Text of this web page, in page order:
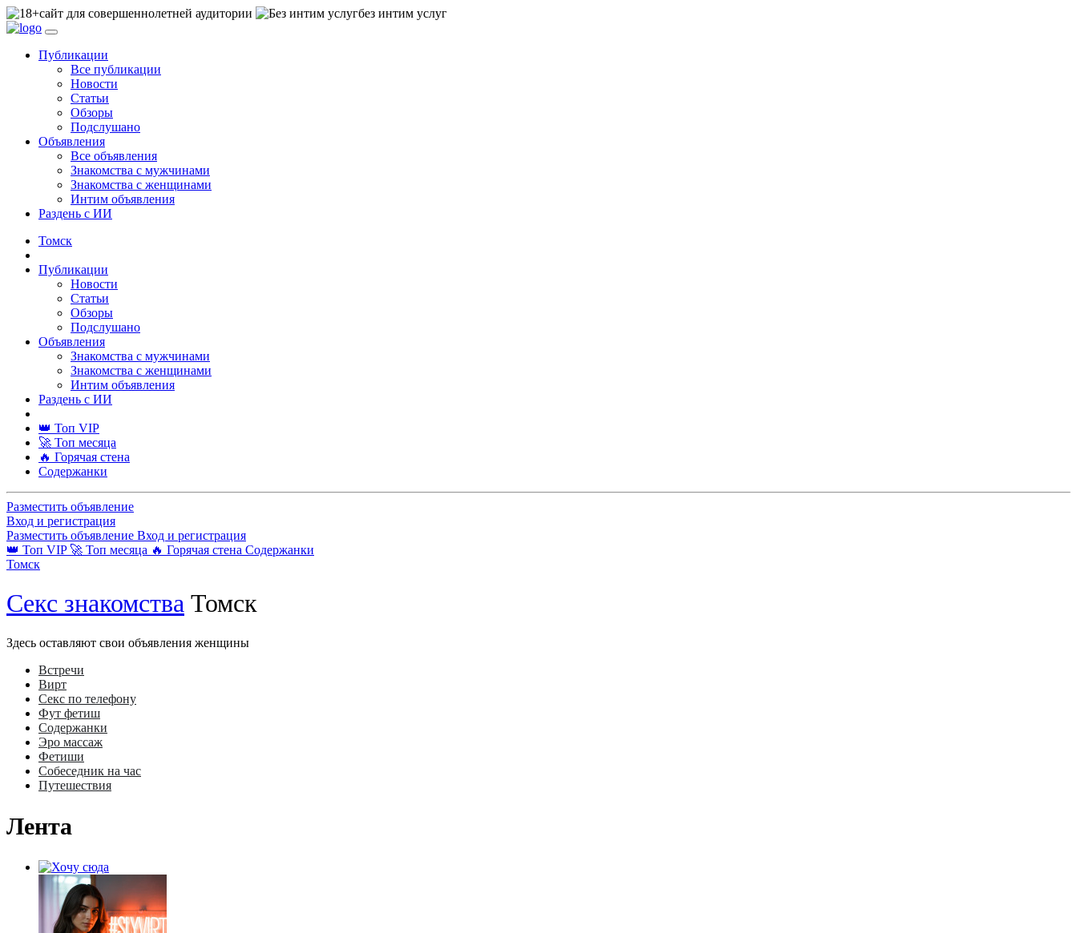
сайт для совершеннолетней аудитории без интим услуг
Публикации
Все публикации
Новости
Статьи
Обзоры
Подслушано
Объявления
Все объявления
Знакомства с мужчинами
Знакомства с женщинами
Интим объявления
Раздень с ИИ
Томск
Публикации
Новости
Статьи
Обзоры
Подслушано
Объявления
Знакомства с мужчинами
Знакомства с женщинами
Интим объявления
Раздень с ИИ
👑 Топ VIP
🚀 Топ месяца
🔥 Горячая стена
Содержанки
Разместить объявление
Вход и регистрация
Разместить объявление Вход и регистрация
👑 Топ VIP 🚀 Топ месяца 🔥 Горячая стена Содержанки
Томск
Секс знакомства Томск
Здесь оставляют свои объявления женщины
Встречи
Вирт
Секс по телефону
Фут фетиш
Содержанки
Эро массаж
Фетиши
Собеседник на час
Путешествия
Лента